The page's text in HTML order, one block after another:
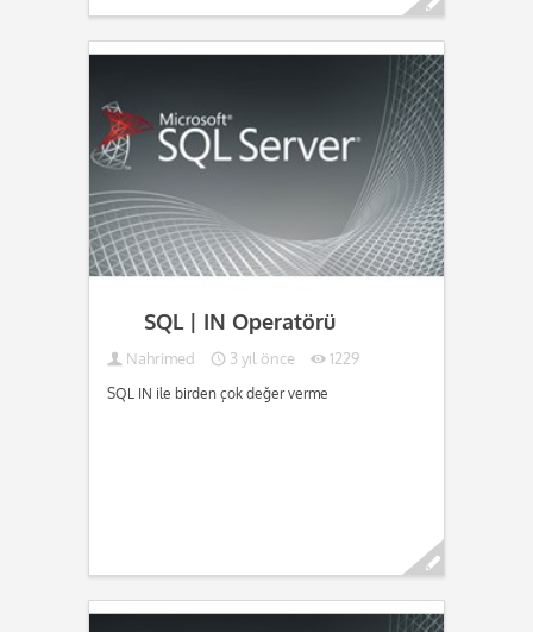
SQL | IN Operatörü
Nahrimed 3 yıl önce 1229
SQL IN ile birden çok değer verme